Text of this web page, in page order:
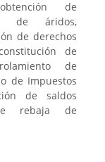
de
de áridos,
de derechos
de
de
de Impuestos
de saldos
rebaja de